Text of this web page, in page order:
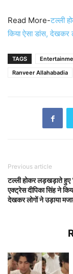
Read More-टल्ली
किया ऐसा डांस, देखकर
TAGS
Ranveer Allahabadia
Previous article
टल्ली होकर लड़खड़ाते हुए
एक्ट्रेस दीपिका सिंह ने
देखकर लोगों ने उड़ाया